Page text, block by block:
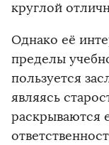
круглой
Однако её
пределы
пользуется
являясь
раскрываются